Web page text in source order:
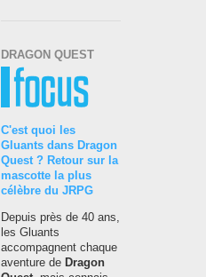
DRAGON QUEST
C'est quoi les
Gluants dans Dragon
Quest ? Retour sur la
mascotte la plus
célèbre du JRPG
Depuis près de 40 ans,
les Gluants
accompagnent chaque
aventure de Dragon